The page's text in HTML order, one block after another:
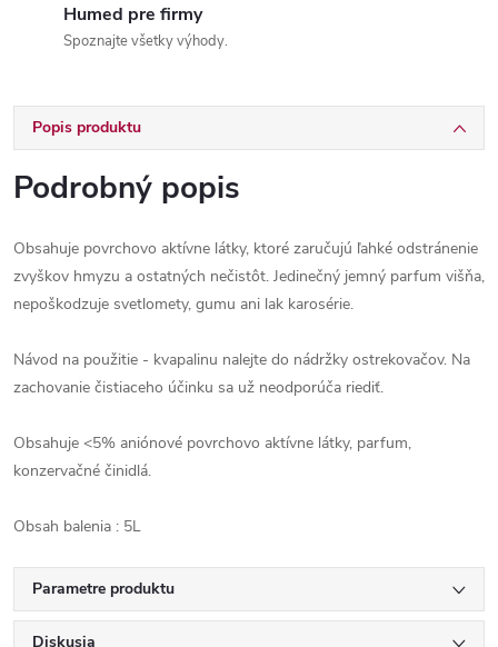
Humed pre firmy
Spoznajte všetky výhody.
Popis produktu
Podrobný popis
Obsahuje povrchovo aktívne látky, ktoré zaručujú ľahké odstránenie
zvyškov hmyzu a ostatných nečistôt. Jedinečný jemný parfum višňa,
nepoškodzuje svetlomety, gumu ani lak karosérie.
Návod na použitie - kvapalinu nalejte do nádržky ostrekovačov. Na
zachovanie čistiaceho účinku sa už neodporúča riediť.
Obsahuje <5% aniónové povrchovo aktívne látky, parfum,
konzervačné činidlá.
Obsah balenia : 5L
Parametre produktu
Diskusia